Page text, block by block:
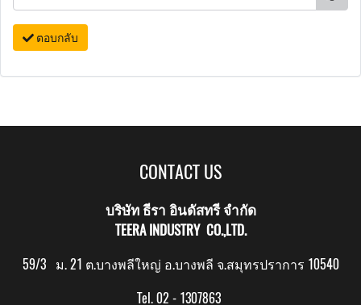
ตอบกลับ
CONTACT US
บริษัท ธีรา อินดัสทรี จำกัด
TEERA INDUSTRY CO.,LTD.
59/3 ม. 21 ต.บางพลีใหญ่ อ.บางพลี จ.สมุทรปราการ 10540
Tel. 02 - 1307863